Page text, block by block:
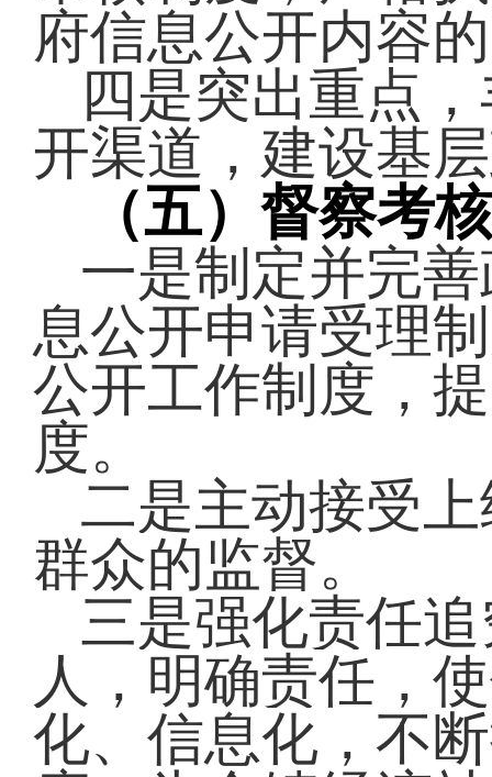
府信息公开内容
四是突出重点，
开渠道， 建设基
（五）督察考
一是制定并完
息公开申请受理
公开工作制度，
度。
二是主动接受
群众的监督。
三是强化责任
人，明确责任，
化、信息化，不